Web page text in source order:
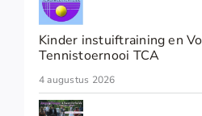
Kinder instuiftraining en
Tennistoernooi TCA
4 augustus 2026